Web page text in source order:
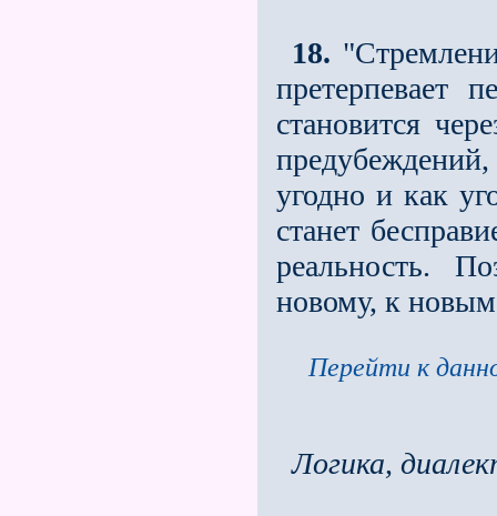
18.
претерпевает
становится
угодно и как
станет
реальность.
новому, к
Перейти к
Логика,